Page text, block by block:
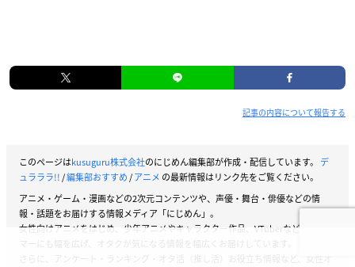
記事の内容について報告する
このページはkusuguru株式会社のにじめん編集部が作成・配信しています。 デ
ュラララ!!/編集部おすすめ/アニメ の最新情報はリンク先をご覧ください。
アニメ・ゲーム・漫画などの2次元コンテンツや、声優・舞台・俳優などの情
報・話題をお届けする情報メディア「にじめん」。
女性向けアニメをはじめ、少年アニメやキャラクター作品、VTuberなどストリー
マーにも幅を広げ、オタクが気になる情報を幅広くお届けしています。
さらに、アンケート・ランキング・オタ活（推し活）お役立ち情報など、女性オ